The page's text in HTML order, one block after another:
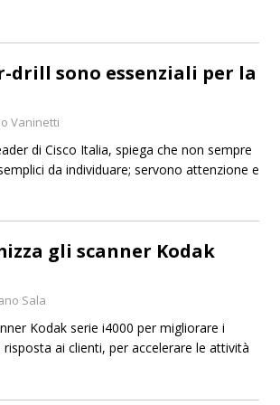
drill sono essenziali per la
Vaninetti
di Cisco Italia, spiega che non sempre
da individuare; servono attenzione e
gli scanner Kodak
Sala
Kodak serie i4000 per migliorare i
ai clienti, per accelerare le attività